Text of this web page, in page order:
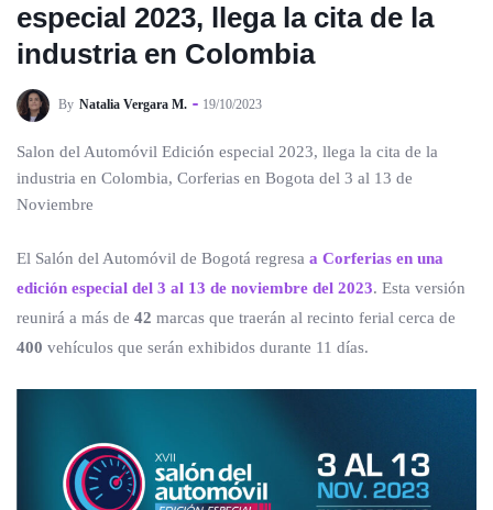
especial 2023, llega la cita de la
industria en Colombia
By Natalia Vergara M. 19/10/2023
Salon del Automóvil Edición especial 2023, llega la cita de la
industria en Colombia, Corferias en Bogota del 3 al 13 de
Noviembre
El Salón del Automóvil de Bogotá regresa a Corferias en una
edición especial del 3 al 13 de noviembre del 2023. Esta versión
reunirá a más de 42 marcas que traerán al recinto ferial cerca de
400 vehículos que serán exhibidos durante 11 días.